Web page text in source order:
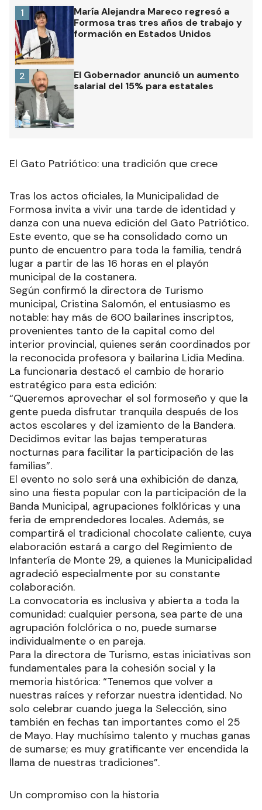
María Alejandra Mareco regresó a
Formosa tras tres años de trabajo y
formación en Estados Unidos
1
El Gobernador anunció un aumento
salarial del 15% para estatales
2
El Gato Patriótico: una tradición que crece
Tras los actos oficiales, la Municipalidad de
Formosa invita a vivir una tarde de identidad y
danza con una nueva edición del Gato Patriótico.
Este evento, que se ha consolidado como un
punto de encuentro para toda la familia, tendrá
lugar a partir de las 16 horas en el playón
municipal de la costanera.
Según confirmó la directora de Turismo
municipal, Cristina Salomón, el entusiasmo es
notable: hay más de 600 bailarines inscriptos,
provenientes tanto de la capital como del
interior provincial, quienes serán coordinados por
la reconocida profesora y bailarina Lidia Medina.
La funcionaria destacó el cambio de horario
estratégico para esta edición:
“Queremos aprovechar el sol formoseño y que la
gente pueda disfrutar tranquila después de los
actos escolares y del izamiento de la Bandera.
Decidimos evitar las bajas temperaturas
nocturnas para facilitar la participación de las
familias”.
El evento no solo será una exhibición de danza,
sino una fiesta popular con la participación de la
Banda Municipal, agrupaciones folklóricas y una
feria de emprendedores locales. Además, se
compartirá el tradicional chocolate caliente, cuya
elaboración estará a cargo del Regimiento de
Infantería de Monte 29, a quienes la Municipalidad
agradeció especialmente por su constante
colaboración.
La convocatoria es inclusiva y abierta a toda la
comunidad: cualquier persona, sea parte de una
agrupación folclórica o no, puede sumarse
individualmente o en pareja.
Para la directora de Turismo, estas iniciativas son
fundamentales para la cohesión social y la
memoria histórica: “Tenemos que volver a
nuestras raíces y reforzar nuestra identidad. No
solo celebrar cuando juega la Selección, sino
también en fechas tan importantes como el 25
de Mayo. Hay muchísimo talento y muchas ganas
de sumarse; es muy gratificante ver encendida la
llama de nuestras tradiciones”.
Un compromiso con la historia